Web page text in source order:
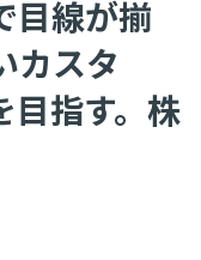
時短術15選！メー
ニックを紹介
業一覧（2025年版）
目線が揃
カスタ
目指す。株